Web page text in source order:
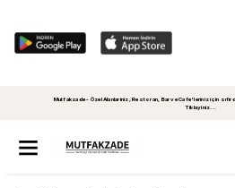
Mutfakzade - Özel Alanlariniz, Restoran, Bar ve Cafe'leriniz için
Tiklayiniz...